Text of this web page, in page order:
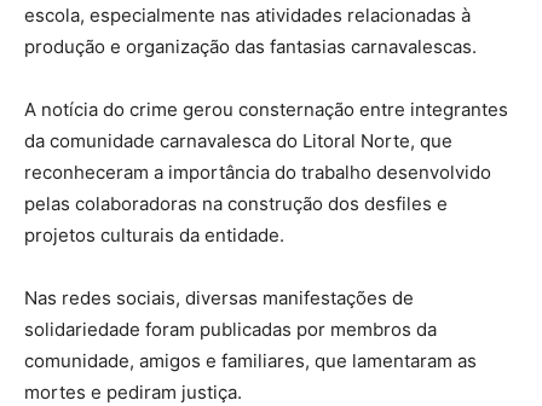
escola, especialmente nas atividades relacionadas à
produção e organização das fantasias carnavalescas.
A notícia do crime gerou consternação entre integrantes
da comunidade carnavalesca do Litoral Norte, que
reconheceram a importância do trabalho desenvolvido
pelas colaboradoras na construção dos desfiles e
projetos culturais da entidade.
Nas redes sociais, diversas manifestações de
solidariedade foram publicadas por membros da
comunidade, amigos e familiares, que lamentaram as
mortes e pediram justiça.